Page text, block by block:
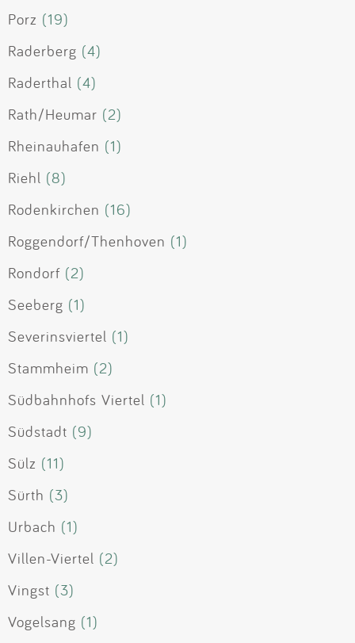
Porz (19)
Raderberg (4)
Raderthal (4)
Rath/Heumar (2)
Rheinauhafen (1)
Riehl (8)
Rodenkirchen (16)
Roggendorf/Thenhoven (1)
Rondorf (2)
Seeberg (1)
Severinsviertel (1)
Stammheim (2)
Südbahnhofs Viertel (1)
Südstadt (9)
Sülz (11)
Sürth (3)
Urbach (1)
Villen-Viertel (2)
Vingst (3)
Vogelsang (1)